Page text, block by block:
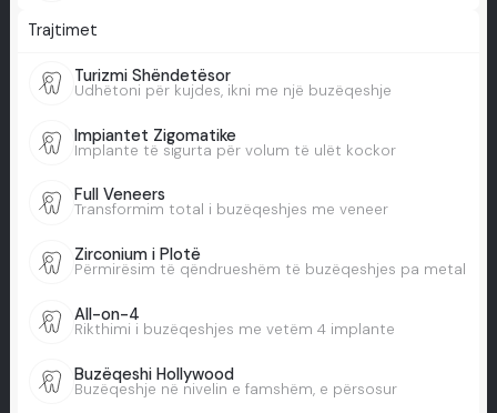
Trajtimet
Turizmi Shëndetësor
Udhëtoni për kujdes, ikni me një buzëqeshje
Impiantet Zigomatike
Implante të sigurta për volum të ulët kockor
Full Veneers
Transformim total i buzëqeshjes me veneer
Zirconium i Plotë
Përmirësim të qëndrueshëm të buzëqeshjes pa metal
All-on-4
Rikthimi i buzëqeshjes me vetëm 4 implante
Buzëqeshi Hollywood
Buzëqeshje në nivelin e famshëm, e përsosur